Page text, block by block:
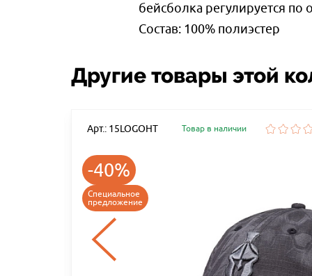
бейсболка регулируется
Состав: 100% полиэстер
Другие товары этой
Арт.: 15LOGOHT Товар в наличии
-40%
Специальное
предложение